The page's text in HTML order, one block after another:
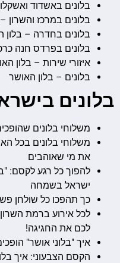
בלונים באשדוד
בלונים במרכז והשרון
בלונים בחדרה – בלון
בלונים בפרדס חנה
איזורי שירות – בלון
בלונים – בלון האושר
בלונים
משלוחי בלונים
משלוחי בלונים בכל
את מי שאוהבים
להפוך כל רגע לקסם:
ישראל בשמחה
כך תהפכו כל שולחן
לכל אירוע ברמת
לכם את החגיגה!
איך "בלוני אושר"
הקסם הצבעוני: איך